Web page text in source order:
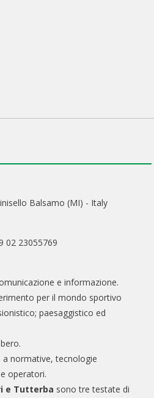
Balsamo (MI) - Italy
02 23055769
e informazione.
per il mondo sportivo
paesaggistico ed
normative, tecnologie
operatori.
e Tutterba sono tre testate di